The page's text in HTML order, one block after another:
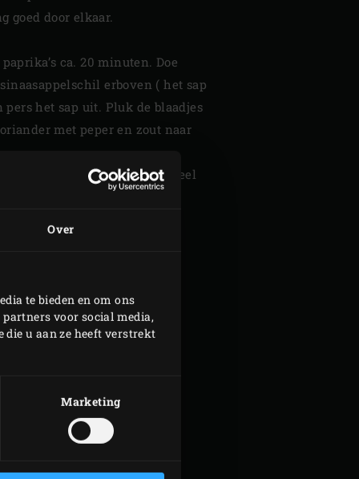
Over
te bieden en om ons
voor social media,
die u aan ze heeft verstrekt
Marketing
goed door elkaar.
ca. 20 minuten. Doe
erboven ( het sap
het sap uit. Pluk de blaadjes
met peper en zout naar
het kapje eventueel